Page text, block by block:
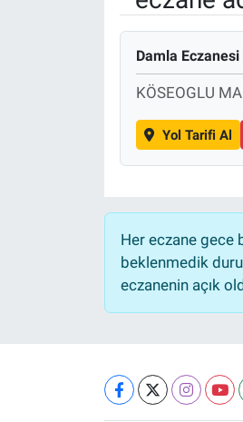
Damla Eczanesi
KÖSEOGLU
Yol Tarifi Al
Her eczane gece
beklenmedik
eczanenin açık